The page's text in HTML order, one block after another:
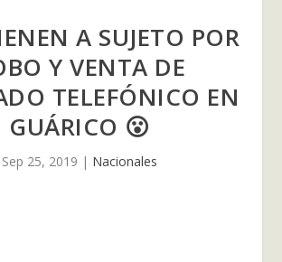
A SUJETO POR
Y VENTA DE
TELEFÓNICO EN
GUÁRICO 😮
Sep 25, 2019 | Nacionales